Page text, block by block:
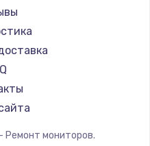
Ремонт мониторов.